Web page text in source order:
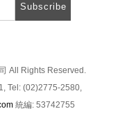
Subscribe
All Rights Reserved.
Tel: (02)2775-2580,
統編: 53742755